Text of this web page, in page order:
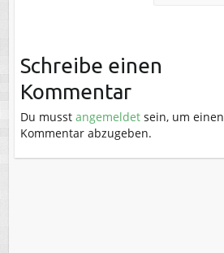
Schreibe einen
Kommentar
Du musstangemeldet sein, um einen
Kommentar abzugeben.